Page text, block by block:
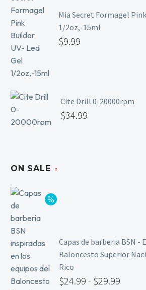
Mia Secret Formagel
1/2oz,-15ml
$9.99
Cite Drill 0-20000rpm
$34.99
ON SALE
Capas de barberia BSN -
Baloncesto Superior
Rico
$24.99 - $29.99